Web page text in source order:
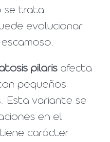
se trata
evolucionar
pilaris afecta
pequeños
Esta variante se
en el
carácter